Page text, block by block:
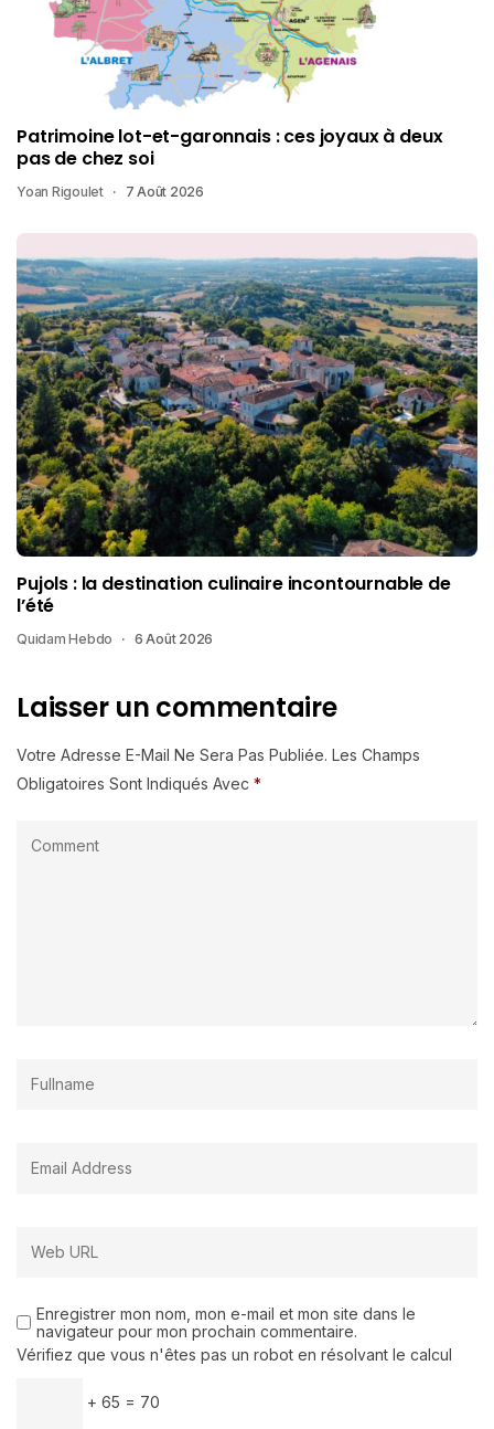
Patrimoine lot-et-garonnais : ces joyaux à deux
pas de chez soi
Yoan Rigoulet 7 Août 2026
Pujols : la destination culinaire incontournable de
l’été
Quidam Hebdo 6 Août 2026
Laisser un commentaire
Votre Adresse E-Mail Ne Sera Pas Publiée. Les Champs
Obligatoires Sont Indiqués Avec *
Enregistrer mon nom, mon e-mail et mon site dans le
navigateur pour mon prochain commentaire.
Vérifiez que vous n'êtes pas un robot en résolvant le calcul
+ 65 = 70